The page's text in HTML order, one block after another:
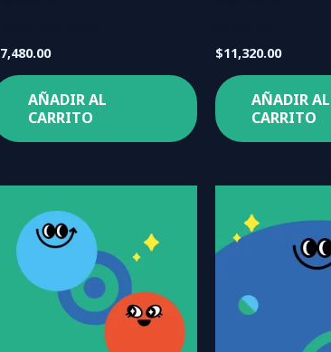
7,480.00
AÑADIR AL
CARRITO
$11,320.00
AÑADIR AL
CARRITO